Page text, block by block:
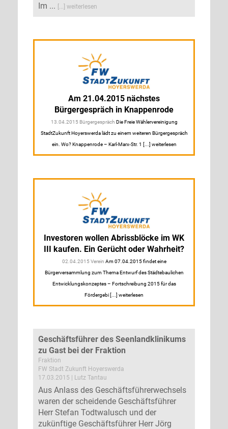
Im ... [...] weiterlesen
Am 21.04.2015 nächstes
Bürgergespräch in Knappenrode
13.04.2015 Bürgergespräch Die Freie Wählervereinigung
StadtZukunft Hoyerswerda lädt zu einem weiteren Bürgergespräch
ein. Wo? Knappenrode – Karl-Marx-Str. 1 [...] weiterlesen
Investoren wollen Abrissblöcke im WK
III kaufen. Ein Gerücht oder Wahrheit?
02.04.2015 Verein Am 07.04.2015 findet eine
Bürgerversammlung zum Thema Entwurf des Städtebaulichen
Entwicklungskonzeptes – Fortschreibung 2015 für das
Fördergebi [...] weiterlesen
Geschäftsführer des Seenlandklinikums
zu Gast bei der Fraktion
Fraktion
FW Stadt Zukunft Hoyerswerda
17.03.2015 | Lutz Tantau
Aus Anlass des Geschäftsführerwechsels
waren der scheidende Geschäftsführer
Herr Stefan Todtwalusch und der
zukünftige Geschäftsführer Herr Jörg